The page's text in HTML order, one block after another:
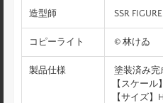
造型師 SSR FIGURE
コピーライト © 林けゐ
製品仕様
塗装済み完
【スケール
【サイズ】